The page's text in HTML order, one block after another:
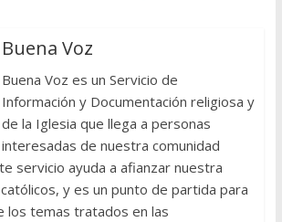
Buena Voz
Buena Voz es un Servicio de
Información y Documentación religiosa y
de la Iglesia que llega a personas
interesadas de nuestra comunidad
servicio ayuda a afianzar nuestra
y es un punto de partida para
los temas tratados en las